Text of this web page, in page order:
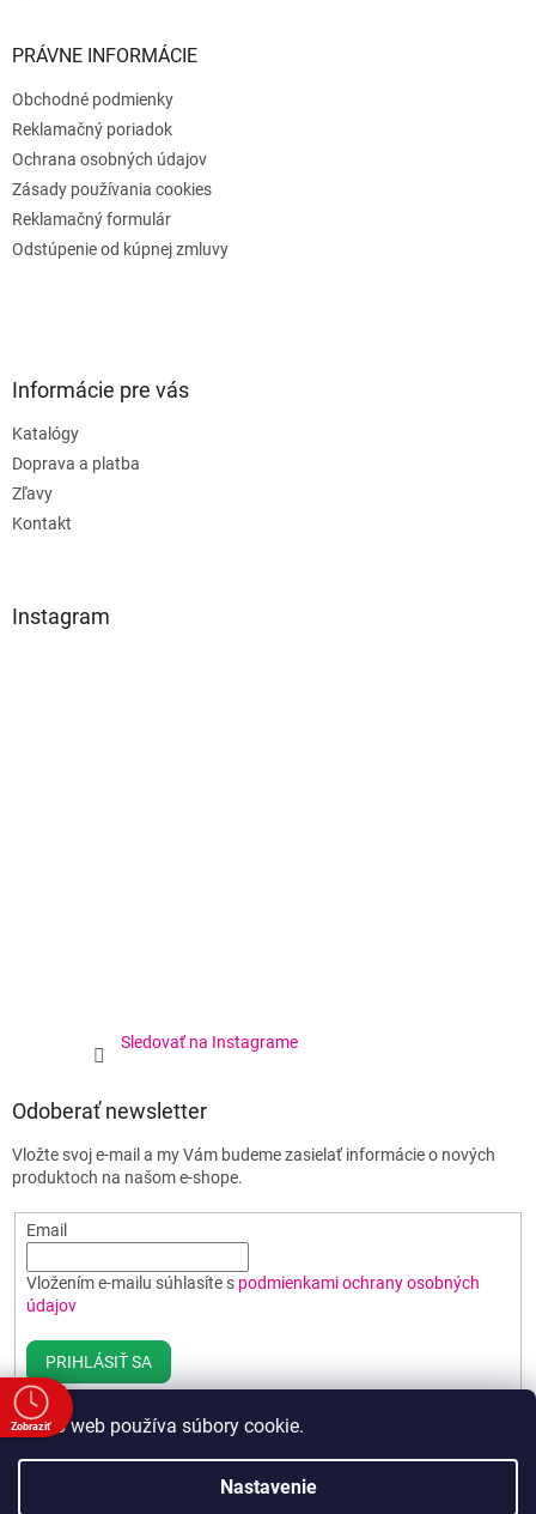
Tento web používa súbory cookie.
Nastavenie
PRÁVNE INFORMÁCIE
Obchodné podmienky
Reklamačný poriadok
Ochrana osobných údajov
Zásady používania cookies
Reklamačný formulár
Odstúpenie od kúpnej zmluvy
Informácie pre vás
Katalógy
Doprava a platba
Zľavy
Kontakt
Instagram
Sledovať na Instagrame
Odoberať newsletter
Vložte svoj e-mail a my Vám budeme zasielať informácie o nových
produktoch na našom e-shope.
Email
Vložením e-mailu súhlasíte s podmienkami ochrany osobných
údajov
PRIHLÁSIŤ SA
Vytvoril Shoptet
Zobraziť